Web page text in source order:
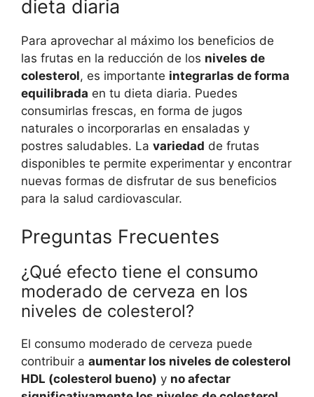
dieta diaria
Para aprovechar al máximo los beneficios de
las frutas en la reducción de los niveles de
colesterol, es importante integrarlas de forma
equilibrada en tu dieta diaria. Puedes
consumirlas frescas, en forma de jugos
naturales o incorporarlas en ensaladas y
postres saludables. La variedad de frutas
disponibles te permite experimentar y encontrar
nuevas formas de disfrutar de sus beneficios
para la salud cardiovascular.
Preguntas Frecuentes
¿Qué efecto tiene el consumo
moderado de cerveza en los
niveles de colesterol?
El consumo moderado de cerveza puede
contribuir a aumentar los niveles de colesterol
HDL (colesterol bueno) y no afectar